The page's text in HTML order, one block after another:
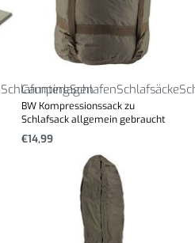
Schlafunterlagen
CampingSchlafenSchlafsäcke
BW Kompressionssack zu
Schlafsack allgemein gebraucht
€14,99